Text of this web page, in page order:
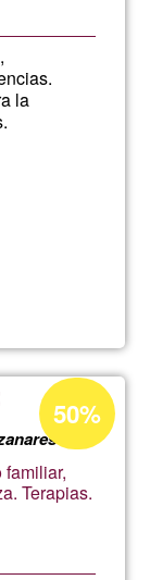
la
Daniel
Calleja
Terapias.
Porcentaje
de
aceptación
de
50%